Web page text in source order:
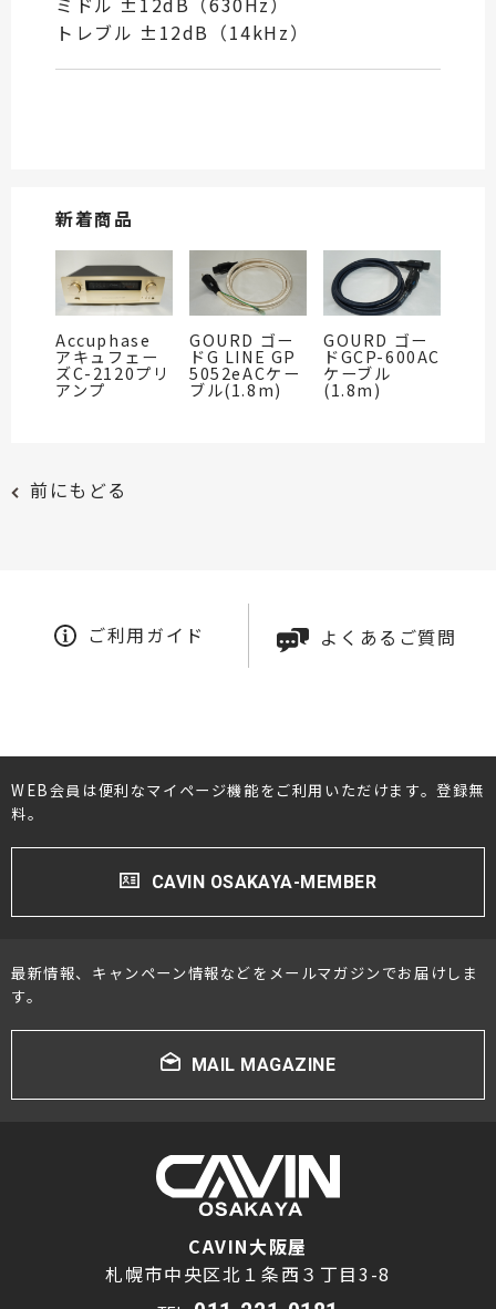
トレブル ±12dB（14kHz）
新着商品
Accuphase
アキュフェー
ズC-2120プリ
アンプ
GOURD ゴー
ドG LINE GP
5052eACケー
ブル(1.8m)
GOURD ゴー
ドGCP-600AC
ケーブル
(1.8m)
前にもどる
ご利用ガイド よくあるご質問
WEB会員は便利なマイページ機能をご利用いただけます。登録無
料。
CAVIN OSAKAYA-MEMBER
最新情報、キャンペーン情報などをメールマガジンでお届けしま
す。
MAIL MAGAZINE
CAVIN大阪屋
札幌市中央区北１条西３丁目3-8